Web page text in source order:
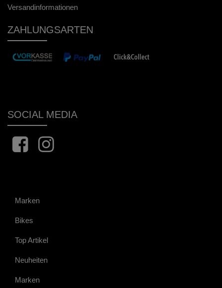
Versandinformationen
ZAHLUNGSARTEN
SOCIAL MEDIA
Marken
Bikes
Top Artikel
Neuheiten
Marken